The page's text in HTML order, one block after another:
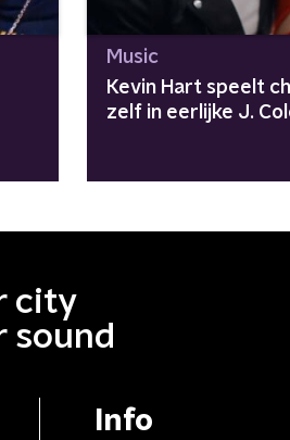
Music
Kevin Hart speelt
zelf in eerlijke J.
city
sound
Info